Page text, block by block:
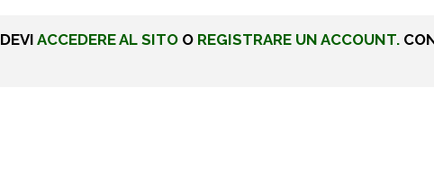
ACCEDERE AL SITO O REGISTRARE UN ACCOUNT.